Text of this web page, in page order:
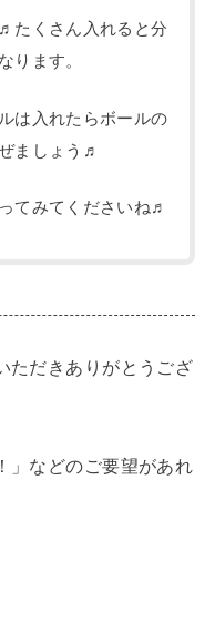
たくさん入れると分
ります。
は入れたらボールの
ましょう♬
てみてくださいね♬
ただきありがとうござ
」などのご要望があれ